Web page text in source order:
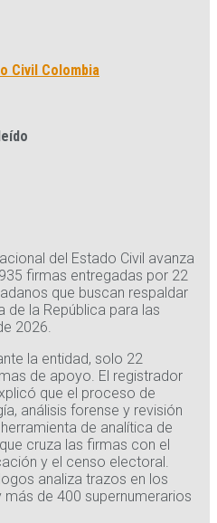
Civil Colombia
del Estado Civil avanza
firmas entregadas por 22
que buscan respaldar
de la República para las
2026.
la entidad, solo 22
de apoyo. El registrador
que el proceso de
análisis forense y revisión
de analítica de
cruza las firmas con el
y el censo electoral.
analiza trazos en los
de 400 supernumerarios